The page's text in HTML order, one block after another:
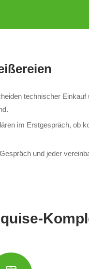
technischer
im Erstgespräch, ob
und jeder